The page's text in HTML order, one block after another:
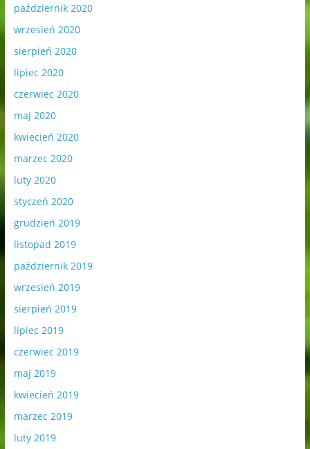
październik 2020
wrzesień 2020
sierpień 2020
lipiec 2020
czerwiec 2020
maj 2020
kwiecień 2020
marzec 2020
luty 2020
styczeń 2020
grudzień 2019
listopad 2019
październik 2019
wrzesień 2019
sierpień 2019
lipiec 2019
czerwiec 2019
maj 2019
kwiecień 2019
marzec 2019
luty 2019